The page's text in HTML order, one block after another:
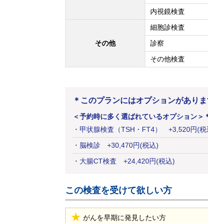
内視鏡検査
その他
細胞診検査
診察
その他検査
＊このプランにはオプションがあり
＜予約時に多く選ばれているオプション＞
・ 甲状腺検査（TSH・FT4） +3,520円(税
・ 脳検診 +30,470円(税込)
・ 大腸CT検査 +24,420円(税込)
この検査を受けて欲しい方
がんを早期に発見したい方